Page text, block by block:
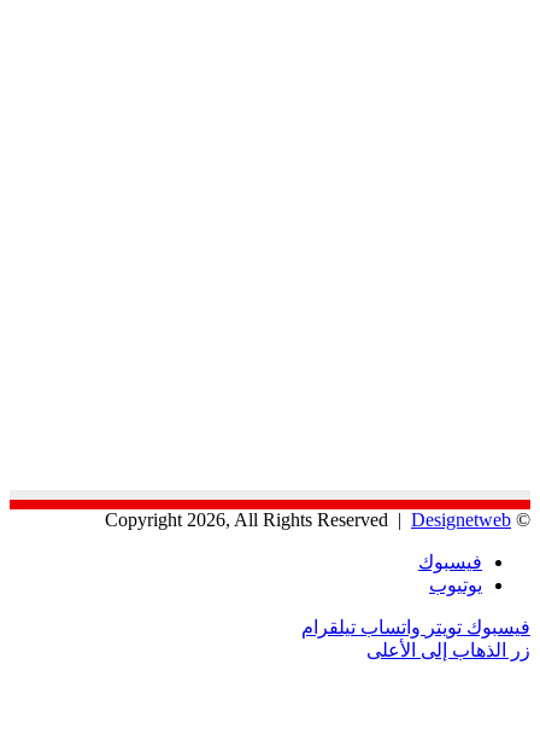
© Copyright 2026, All Rights Reserved |
Designetweb
فيسبوك
يوتيوب
فيسبوك تويتر واتساب تيلقرام
زر الذهاب إلى الأعلى